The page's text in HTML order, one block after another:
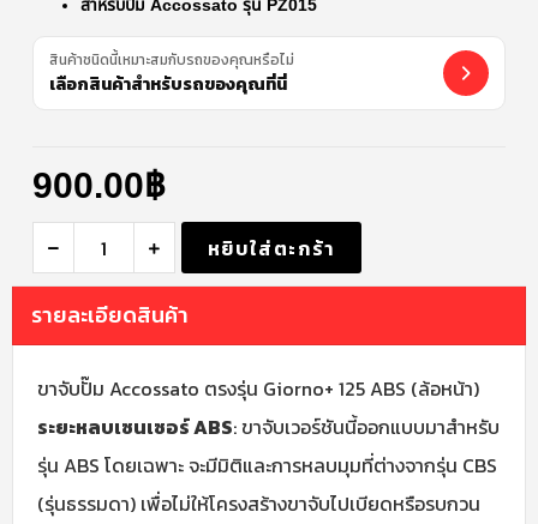
สำหรับปั๊ม Accossato รุ่น PZ015
สินค้าชนิดนี้เหมาะสมกับรถของคุณหรือไม่
เลือกสินค้าสำหรับรถของคุณที่นี่
900.00฿
หยิบใส่ตะกร้า
รายละเอียดสินค้า
ขาจับปั๊ม Accossato ตรงรุ่น Giorno+ 125 ABS (ล้อหน้า)
ระยะหลบเซนเซอร์ ABS: ขาจับเวอร์ชันนี้ออกแบบมาสำหรับ
รุ่น ABS โดยเฉพาะ จะมีมิติและการหลบมุมที่ต่างจากรุ่น CBS
(รุ่นธรรมดา) เพื่อไม่ให้โครงสร้างขาจับไปเบียดหรือรบกวน